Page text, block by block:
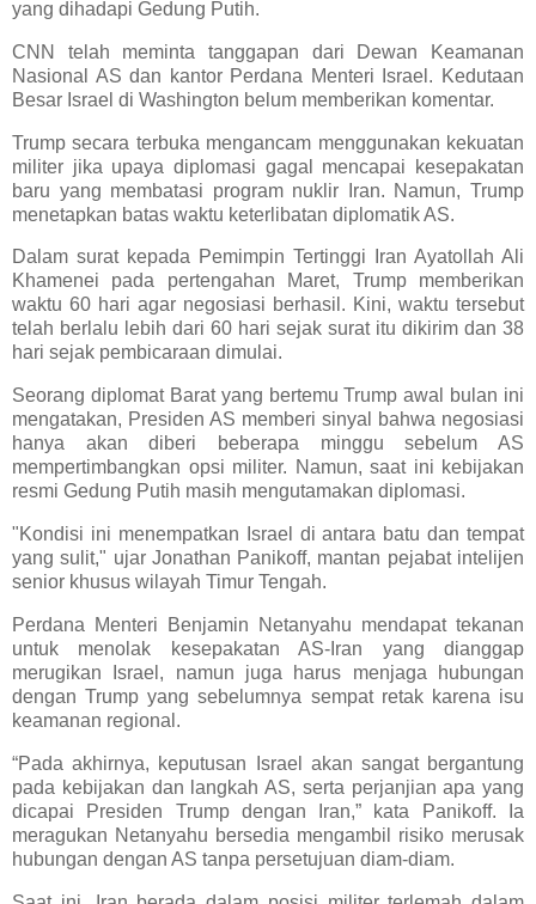
yang dihadapi Gedung Putih.
CNN telah meminta tanggapan dari Dewan Keamanan
Nasional AS dan kantor Perdana Menteri Israel. Kedutaan
Besar Israel di Washington belum memberikan komentar.
Trump secara terbuka mengancam menggunakan kekuatan
militer jika upaya diplomasi gagal mencapai kesepakatan
baru yang membatasi program nuklir Iran. Namun, Trump
menetapkan batas waktu keterlibatan diplomatik AS.
Dalam surat kepada Pemimpin Tertinggi Iran Ayatollah Ali
Khamenei pada pertengahan Maret, Trump memberikan
waktu 60 hari agar negosiasi berhasil. Kini, waktu tersebut
telah berlalu lebih dari 60 hari sejak surat itu dikirim dan 38
hari sejak pembicaraan dimulai.
Seorang diplomat Barat yang bertemu Trump awal bulan ini
mengatakan, Presiden AS memberi sinyal bahwa negosiasi
hanya akan diberi beberapa minggu sebelum AS
mempertimbangkan opsi militer. Namun, saat ini kebijakan
resmi Gedung Putih masih mengutamakan diplomasi.
"Kondisi ini menempatkan Israel di antara batu dan tempat
yang sulit," ujar Jonathan Panikoff, mantan pejabat intelijen
senior khusus wilayah Timur Tengah.
Perdana Menteri Benjamin Netanyahu mendapat tekanan
untuk menolak kesepakatan AS-Iran yang dianggap
merugikan Israel, namun juga harus menjaga hubungan
dengan Trump yang sebelumnya sempat retak karena isu
keamanan regional.
“Pada akhirnya, keputusan Israel akan sangat bergantung
pada kebijakan dan langkah AS, serta perjanjian apa yang
dicapai Presiden Trump dengan Iran,” kata Panikoff. Ia
meragukan Netanyahu bersedia mengambil risiko merusak
hubungan dengan AS tanpa persetujuan diam-diam.